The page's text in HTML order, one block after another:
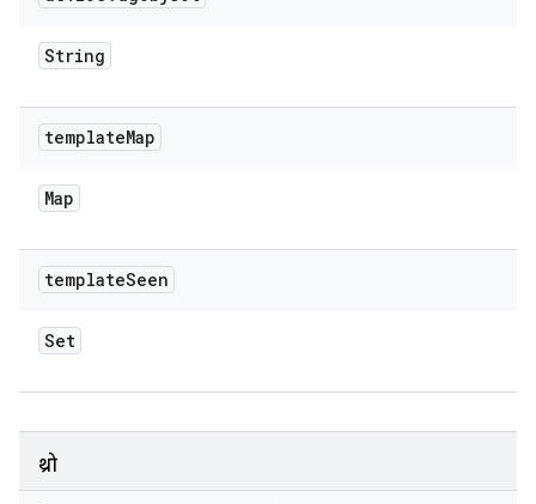
String
templateMap
Map
templateSeen
Set
थ्रो